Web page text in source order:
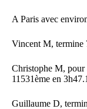
A Paris avec
Vincent M, termine
Christophe M, pour
11531ème en
Guillaume D,